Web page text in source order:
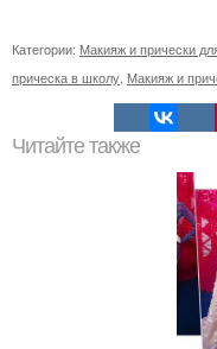
Категории: Макияж и прически
прическа в школу Макияж и
Читайте также